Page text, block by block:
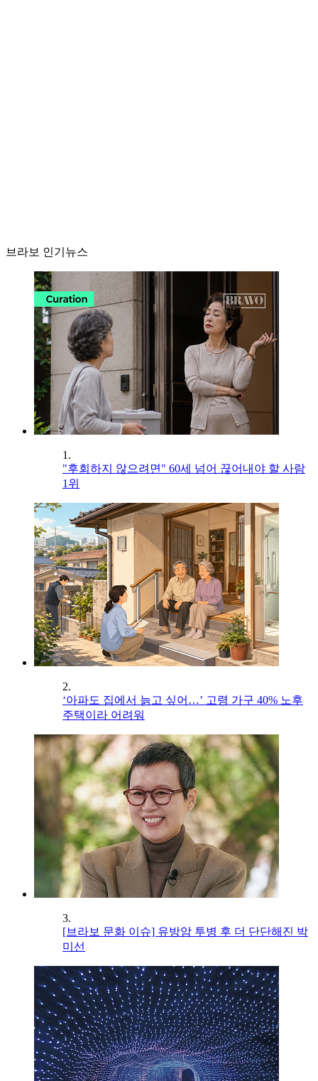
브라보 인기뉴스
1.
"후회하지 않으려면" 60세 넘어 끊어내야 할 사람
1위
2.
‘아파도 집에서 늙고 싶어…’ 고령 가구 40% 노후
주택이라 어려워
3.
[브라보 문화 이슈] 유방암 투병 후 더 단단해진 박
미선